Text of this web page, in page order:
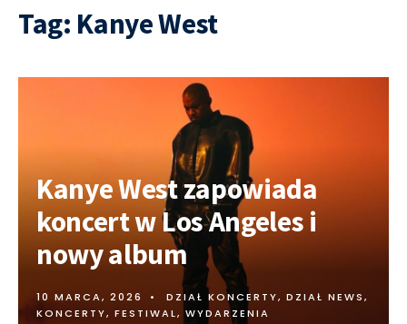
Tag: Kanye West
Kanye West zapowiada
koncert w Los Angeles i
nowy album
10 MARCA, 2026 • DZIAŁ KONCERTY, DZIAŁ NEWS,
KONCERTY, FESTIWAL, WYDARZENIA